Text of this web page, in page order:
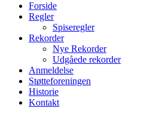
Forside
Regler
Spiseregler
Rekorder
Nye Rekorder
Udgåede rekorder
Anmeldelse
Støtteforeningen
Historie
Kontakt